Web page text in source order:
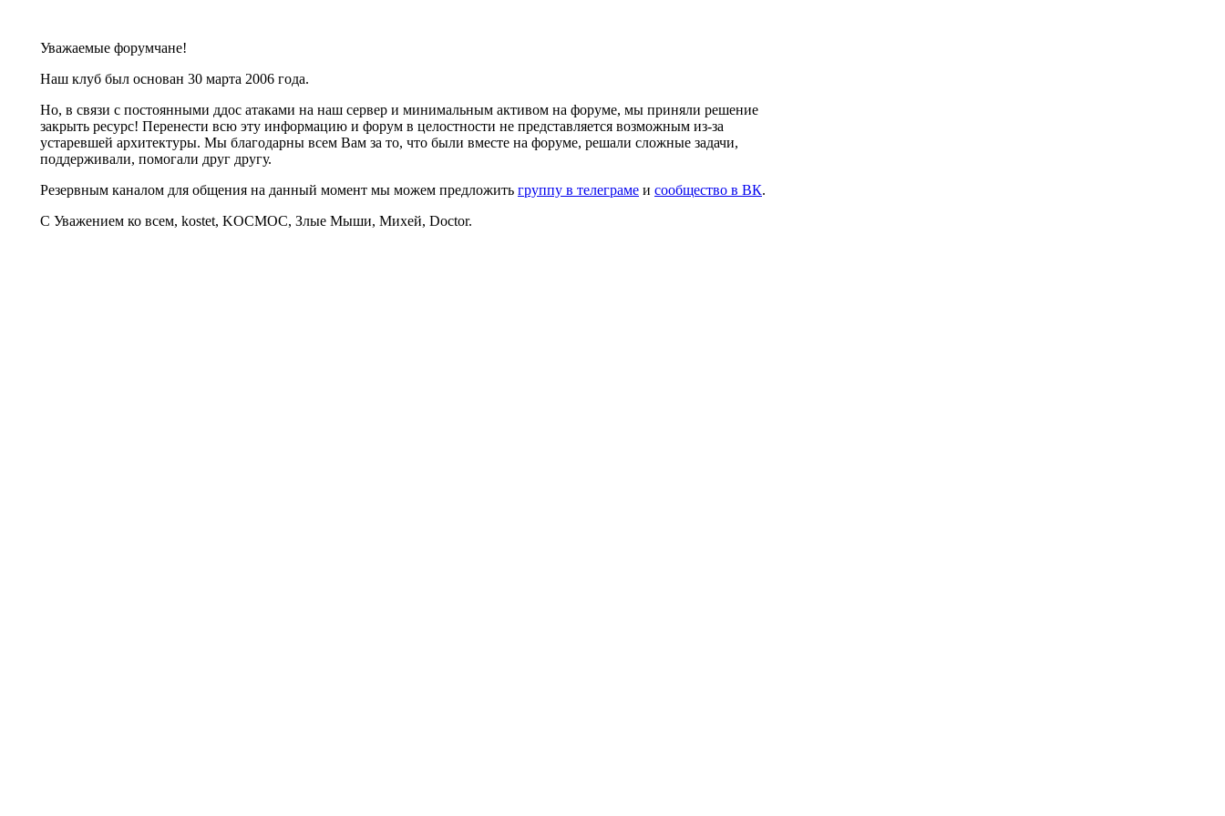
Уважаемые форумчане!
Наш клуб был основан 30 марта 2006 года.
Но, в связи с постоянными ддос атаками на наш сервер и минимальным активом на форуме, мы приняли решение
закрыть ресурс! Перенести всю эту информацию и форум в целостности не представляется возможным из-за
устаревшей архитектуры. Мы благодарны всем Вам за то, что были вместе на форуме, решали сложные задачи,
поддерживали, помогали друг другу.
Резервным каналом для общения на данный момент мы можем предложить группу в телеграме и сообщество в ВК.
С Уважением ко всем, kostet, KOCMOC, Злые Мыши, Михей, Doctor.